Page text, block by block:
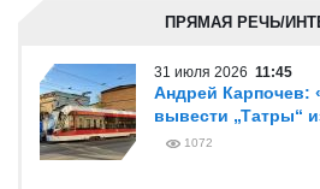
ПРЯМАЯ РЕЧЬ/
31 июля 2026 11:45
Андрей Карпочев:
вывести „Татры“
1072